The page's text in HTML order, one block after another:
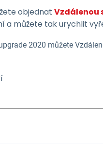
objednat Vzdálenou
a můžete tak urychlit
2020 můžete